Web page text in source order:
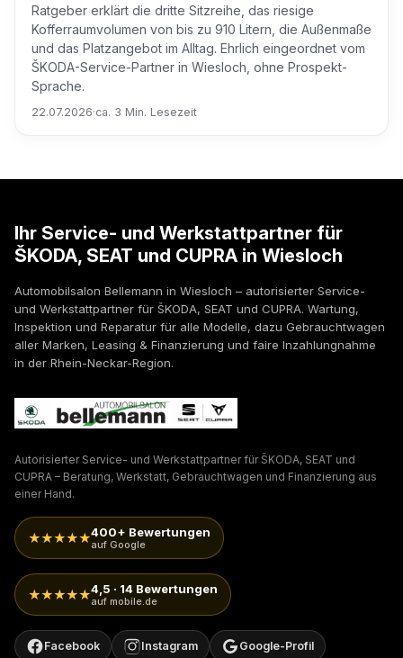
Ratgeber erklärt die dritte Sitzreihe, das riesige
Kofferraumvolumen von bis zu 910 Litern, die Außenmaße
und das Platzangebot im Alltag. Ehrlich eingeordnet vom
ŠKODA-Service-Partner in Wiesloch, ohne Prospekt-
Sprache.
22.07.2026·ca. 3 Min. Lesezeit
Ihr Service- und Werkstattpartner für
ŠKODA, SEAT und CUPRA in Wiesloch
Automobilsalon Bellemann in Wiesloch – autorisierter Service-
und Werkstattpartner für ŠKODA, SEAT und CUPRA. Wartung,
Inspektion und Reparatur für alle Modelle, dazu Gebrauchtwagen
aller Marken, Leasing & Finanzierung und faire Inzahlungnahme
in der Rhein-Neckar-Region.
Autorisierter Service- und Werkstattpartner für ŠKODA, SEAT und
CUPRA – Beratung, Werkstatt, Gebrauchtwagen und Finanzierung aus
einer Hand.
★★★★★400+ Bewertungen
auf Google
★★★★★4,5 · 14 Bewertungen
auf mobile.de
Facebook Instagram Google-Profil